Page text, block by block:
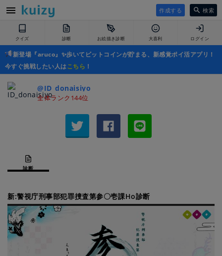
作成する 検索
クイズ 診断 お絵描き診断 大喜利 ログイン
新登場『aruco』✨歩いてビットコインが貯まる、新感覚ポイ活アプリ！
今すぐ挑戦したい人はこちら ！
@ID_donaisiyo
全体ランク144位
診断
新:警視庁刑事部犯罪捜査第参〇壱課Ho診断